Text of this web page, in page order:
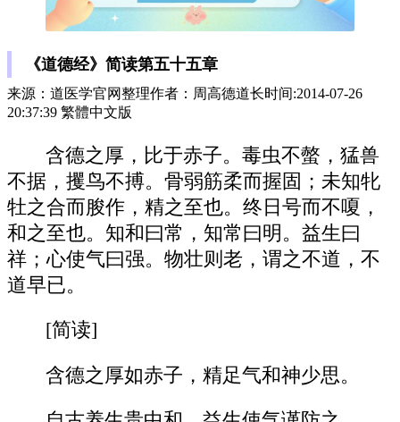
《道德经》简读第五十五章
来源：道医学官网整理作者：周高德道长时间:2014-07-26
20:37:39 繁體中文版
含德之厚，比于赤子。毒虫不螫，猛兽
不据，攫鸟不搏。骨弱筋柔而握固；未知牝
牡之合而朘作，精之至也。终日号而不嗄，
和之至也。知和曰常，知常曰明。益生曰
祥；心使气曰强。物壮则老，谓之不道，不
道早已。
[简读]
含德之厚如赤子，精足气和神少思。